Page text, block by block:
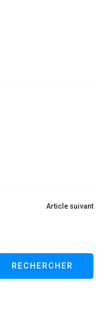
Article suivant
RECHERCHER